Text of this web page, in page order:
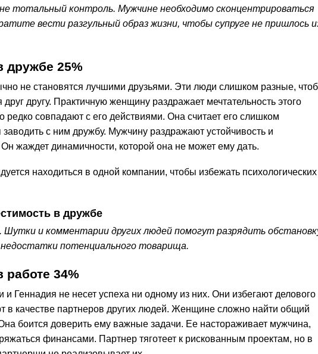
тотальный контроль. Мужчине необходимо сконцентрироваться
вести разгульный образ жизни, чтобы супруге не пришлось
дружбе 25%
не становятся лучшими друзьями. Эти люди слишком разные,
друг другу. Практичную женщину раздражает мечтательность этого
редко совпадают с его действиями. Она считает его слишком
с ним дружбу. Мужчину раздражают устойчивость и
жаждет динамичности, которой она не может ему дать.
находиться в одной компании, чтобы избежать психологических
в дружбе
и комментарии других людей помогут разрядить
потенциального товарища.
34%
и Геннадия не несет успеха ни одному из них. Они избегают делового
в качестве партнеров других людей. Женщине сложно найти общий
боится доверить ему важные задачи. Ее настораживает мужчина,
финансами. Партнер тяготеет к рискованным проектам, но в